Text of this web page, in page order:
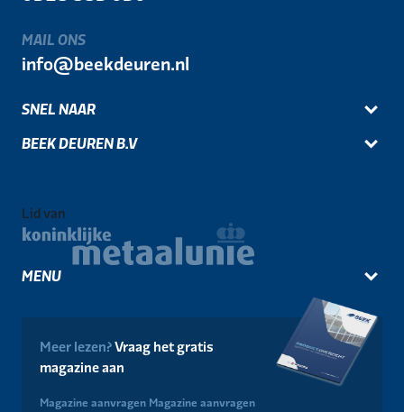
SNEL NAAR
MENU
BEEK DEUREN B.V
Lid van
MAIL ONS
info@beekdeuren.nl
Meer lezen?Vraag het gratis
magazine aan
Magazine aanvragen Magazine aanvragen